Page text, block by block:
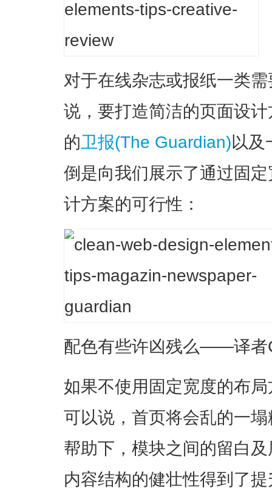
对于在线杂志或报纸一类
说，要打造简洁的页面设
的卫报(The Guardian)以及
倒是向我们展示了通过固
计方案的可行性：
配色有些许凶残么——译者
如果不使用固定宽度的布
可以说，首页将会乱的一
帮助下，模块之间的留白
内容结构的健壮性得到了